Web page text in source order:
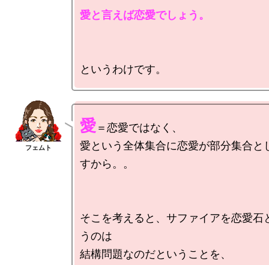
愛と言えば恋愛でしょう。
愛＝恋愛ではなく、
愛という全体集合に恋愛が部分集合と
すから。。
そこを考えると、サファイアを恋愛石
うのは
結構問題なのだということを、